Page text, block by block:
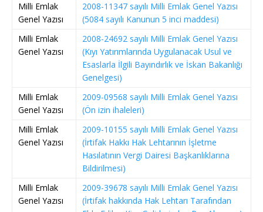
Milli Emlak
Genel Yazısı
2008-11347 sayılı Milli Emlak Genel Yazısı
(5084 sayılı Kanunun 5 inci maddesi)
Milli Emlak
Genel Yazısı
2008-24692 sayılı Milli Emlak Genel Yazısı
(Kıyı Yatırımlarında Uygulanacak Usul ve
Esaslarla İlgili Bayındırlık ve İskan Bakanlığı
Genelgesi)
Milli Emlak
Genel Yazısı
2009-09568 sayılı Milli Emlak Genel Yazısı
(Ön izin ihaleleri)
Milli Emlak
Genel Yazısı
2009-10155 sayılı Milli Emlak Genel Yazısı
(İrtifak Hakkı Hak Lehtarının İşletme
Hasılatının Vergi Dairesi Başkanlıklarına
Bildirilmesi)
Milli Emlak
Genel Yazısı
2009-39678 sayılı Milli Emlak Genel Yazısı
(İrtifak hakkında Hak Lehtarı Tarafından